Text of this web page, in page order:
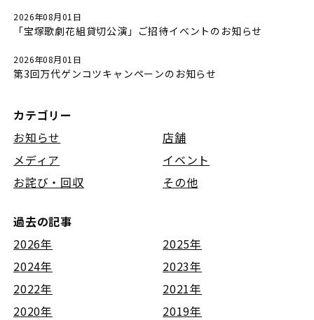
2026年08月01日
「宝塚歌劇花組貸切公演」ご招待イベントのお知らせ
2026年08月01日
第3回万代ゲンコツキャンペーンのお知らせ
カテゴリー
お知らせ
店舗
メディア
イベント
お詫び・回収
その他
過去の記事
2026年
2025年
2024年
2023年
2022年
2021年
2020年
2019年